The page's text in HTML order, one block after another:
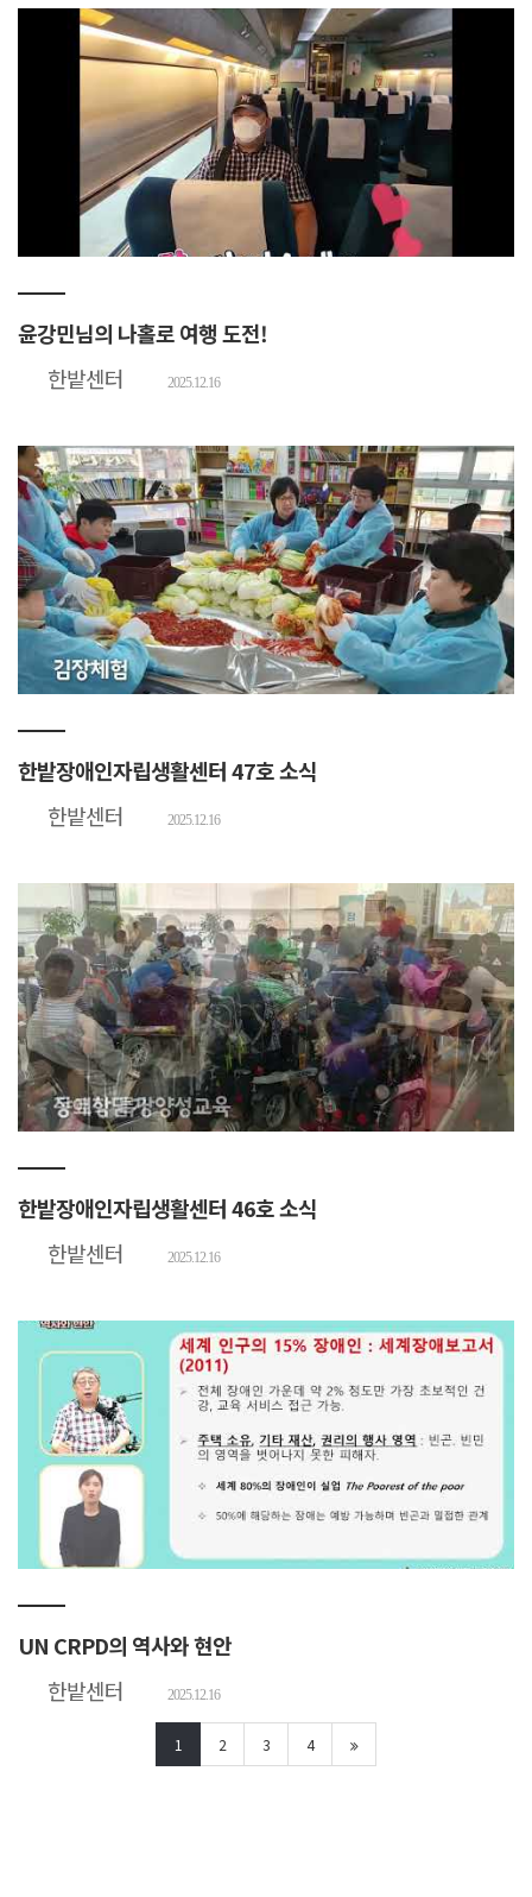
윤강민님의 나홀로 여행 도전!
한밭센터
2025.12.16
한밭장애인자립생활센터 47호 소식
한밭센터
2025.12.16
한밭장애인자립생활센터 46호 소식
한밭센터
2025.12.16
UN CRPD의 역사와 현안
한밭센터
2025.12.16
1 2 3 4